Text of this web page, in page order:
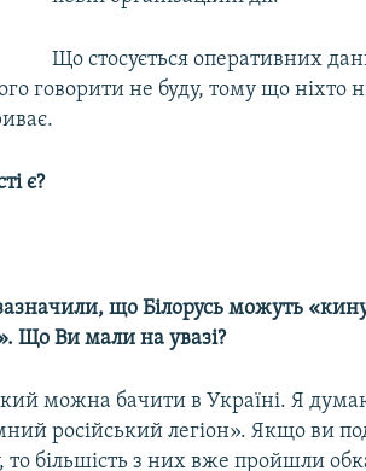
Що стосується оперативних
говорити не буду, тому що ніхто
є?
що Білорусь можуть
Що Ви мали на увазі?
можна бачити в Україні. Я
російський легіон». Якщо ви
то більшість з них вже пройшли